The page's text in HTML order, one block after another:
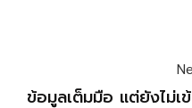
ข้อมูลเต็มมือ แต่ยังไม่เ